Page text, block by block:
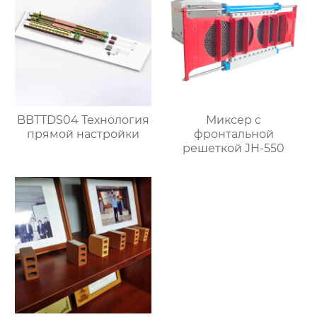
BBTTDS04 Технология
прямой настройки
Миксер с
фронтальной
решеткой JH-550